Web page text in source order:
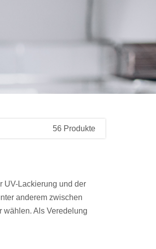
56 Produkte
UV-Lackierung und der
anderem zwischen
wählen. Als Veredelung